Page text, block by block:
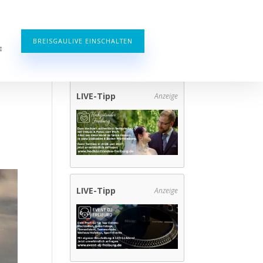
BREISGAULIVE EINSCHALTEN
LIVE-Tipp Anzeige
LIVE-Tipp Anzeige